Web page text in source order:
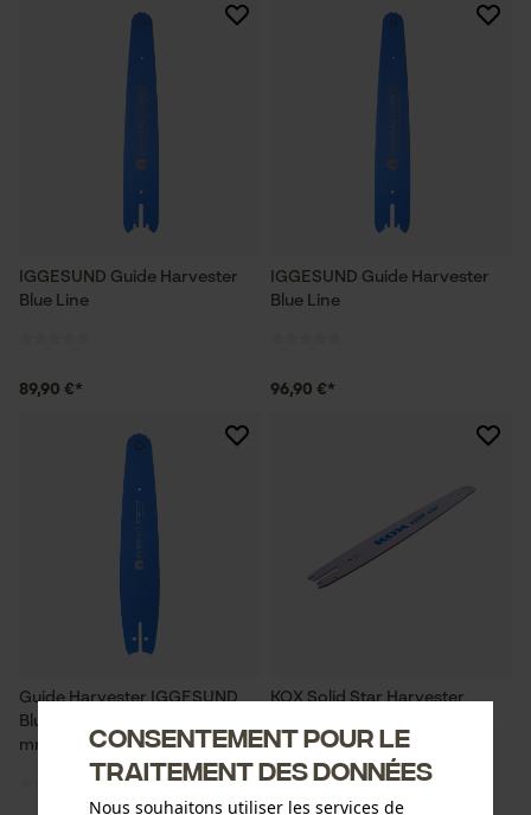
IGGESUND Guide Harvester
Blue Line
89,90 €*
IGGESUND Guide Harvester
Blue Line
96,90 €*
Guide Harvester IGGESUND
Blue Line standaard 404", 2.0
mm
KOX Solid Star Harvester
Consentement pour le
traitement des données
Nous souhaitons utiliser les services de